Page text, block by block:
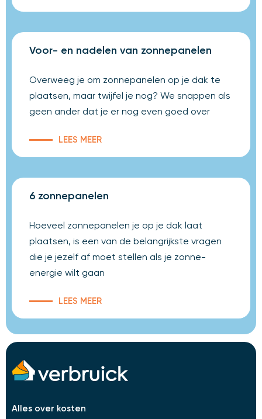
Voor- en nadelen van zonnepanelen
Overweeg je om zonnepanelen op je dak te
plaatsen, maar twijfel je nog? We snappen als
geen ander dat je er nog even goed over
LEES MEER
6 zonnepanelen
Hoeveel zonnepanelen je op je dak laat
plaatsen, is een van de belangrijkste vragen
die je jezelf af moet stellen als je zonne-
energie wilt gaan
LEES MEER
alles over kosten​